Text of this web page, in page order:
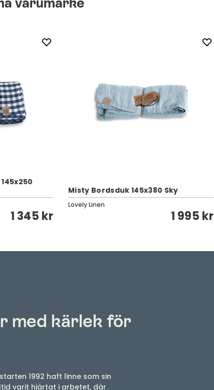
1 345 kr
Misty Bordsduk 145x380 Sky
Lovely Linen
1 995 kr
med kärlek för
1992 haft linne som sin
varit hjärtat i arbetet, där